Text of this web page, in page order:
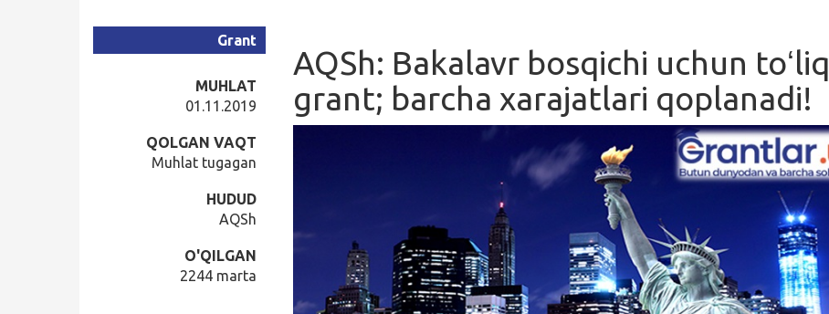
AQSh: Bakalavr bosqichi uchun toʻliq
grant; barcha xarajatlari qoplanadi!
Grant
MUHLAT
01.11.2019
QOLGAN VAQT
Muhlat tugagan
HUDUD
AQSh
O'QILGAN
2244 marta